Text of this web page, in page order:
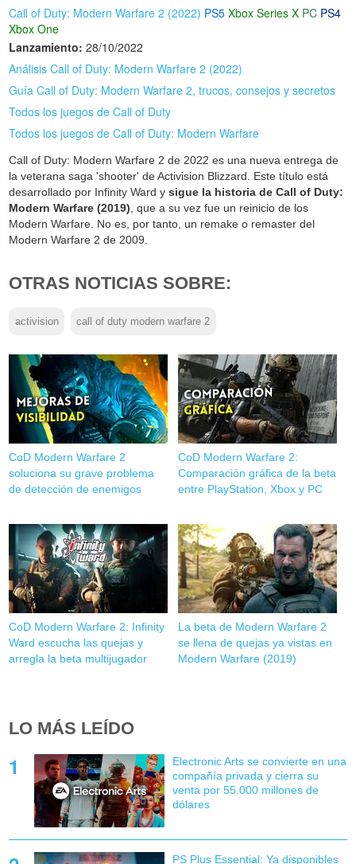
Call of Duty: Modern Warfare 2 (2022) PS5 Xbox Series X PC PS4
Xbox One
Lanzamiento: 28/10/2022
Análisis Call of Duty: Modern Warfare 2 (2022)
Guía Call of Duty: Modern Warfare 2, trucos, consejos y secretos
Todos los juegos de Call of Duty
Todos los juegos de Call of Duty: Modern Warfare
Call of Duty: Modern Warfare 2 de 2022 es una nueva entrega de
la veterana saga 'shooter' de Activision Blizzard. Este título está
desarrollado por Infinity Ward ysigue la historia de Call of Duty:
Modern Warfare (2019) , que a su vez fue un reinicio de los
Modern Warfare. No es, por tanto, un remake o remaster del
Modern Warfare 2 de 2009.
OTRAS NOTICIAS SOBRE:
activision call of duty modern warfare 2
CoD Modern Warfare 2
soluciona su grave problema
de detección de enemigos
CoD Modern Warfare 2:
Comparación gráfica de la beta
entre PlayStation, Xbox y PC
CoD Modern Warfare 2: Infinity
Ward escucha las quejas y
arregla la beta multijugador
La beta de Modern Warfare 2
se llena de quejas ya vistas en
Modern Warfare (2019)
LO MÁS LEÍDO
Electronic Arts se convierte en una
compañía privada y cierra su
venta por 55.000 millones de
dólares
PS Plus Essential: Ya disponibles